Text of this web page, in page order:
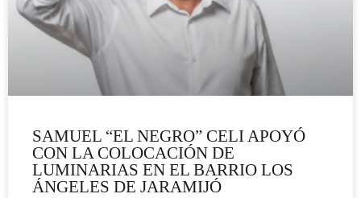
SAMUEL “EL NEGRO” CELI APOYÓ
CON LA COLOCACIÓN DE
LUMINARIAS EN EL BARRIO LOS
ÁNGELES DE JARAMIJÓ